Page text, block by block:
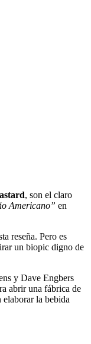
, son el claro
Americano” en
reseña. Pero es
un biopic digno de
y Dave Engbers
abrir una fábrica de
la bebida